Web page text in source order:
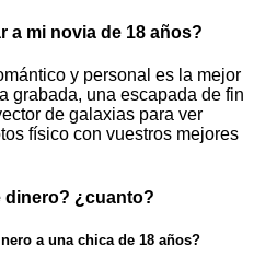
a mi novia de 18 años?
y personal es la mejor
grabada, una escapada de fin
de galaxias para ver
físico con vuestros mejores
dinero? ¿cuanto?
a una chica de 18 años?